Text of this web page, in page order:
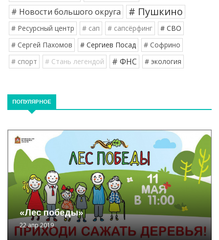
# Новости большого округа # Пушкино
# Ресурсный центр # сап # сапсёрфинг
# СВО
# Сергей Пахомов
# Сергиев Посад
# Софрино
# спорт
# Стань легендой # ФНС # экология
ПОПУЛЯРНОЕ
«Лес победы»
22 апр 2019